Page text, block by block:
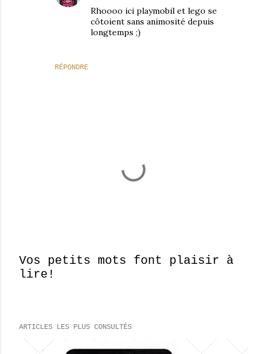
RÉPONDRE
Rhoooo ici playmobil et lego se
côtoient sans animosité depuis
longtemps ;)
E
g
Vos petits mots font plaisir à
lire!
ARTICLES LES PLUS CONSULTÉS